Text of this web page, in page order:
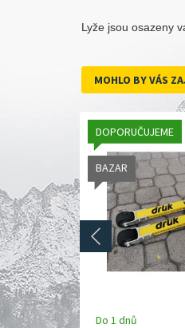
Lyže jsou osazeny
MOHLO BY VÁS
DOPORUČUJEME
BAZAR
Do 1 dnů
prev